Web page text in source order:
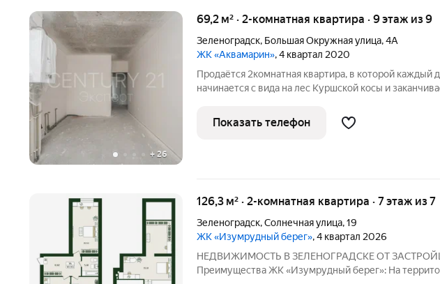
+ 26
69,2 м² · 2-комнатная квартира · 9 этаж из 9
Зеленоградск, Большая Окружная улица,4А
ЖК «Аквамарин», 4 квартал 2020
Продаётся 2комнатная квартира, в которой каждый
начинается с вида на лес Куршской косы и
природа ваш постоянный сосед. 9 этаж, огромная лоджия на две
комнаты: утром вы
Показать телефон
126,3 м² · 2-комнатная квартира · 7 этаж из 7
Зеленоградск,Солнечная улица,19
ЖК «Изумрудный берег», 4 квартал 2026
НЕДВИЖИМОСТЬ В ЗЕЛЕНОГРАДСКЕ ОТ
Преимущества ЖК «Изумрудный берег»: На территории жилого